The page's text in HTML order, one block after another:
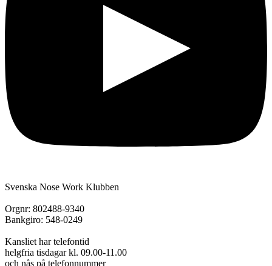
Svenska Nose Work Klubben
Orgnr: 802488-9340
Bankgiro: 548-0249
Kansliet har telefontid
helgfria tisdagar kl. 09.00-11.00
och nås på telefonnummer